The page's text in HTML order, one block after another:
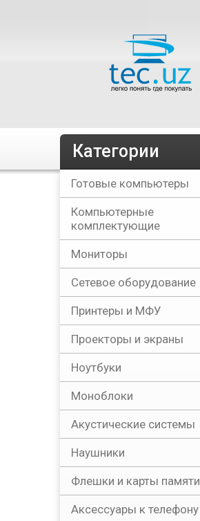
Категории
Готовые компьютеры
Компьютерные
комплектующие
Мониторы
Сетевое оборудование
Принтеры и МФУ
Проекторы и экраны
Ноутбуки
Моноблоки
Акустические системы
Наушники
Флешки и карты памяти
Аксессуары к телефону